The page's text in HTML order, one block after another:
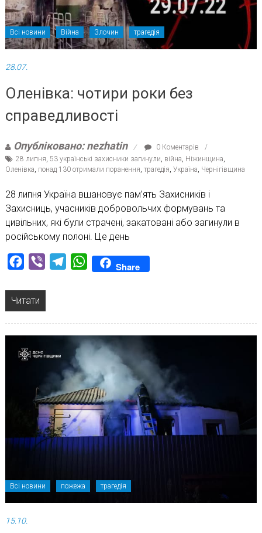
Всі новини Війна Злочин трагедія
28.07.
Оленівка: чотири роки без
справедливості
Опубліковано: nezhatin
0 Коментарів
28 липня 53 українські захисники загинули війна Ніжинщина
Оленівка понад 130 отримали поранення трагедія Україна Чернігівщина
28 липня Україна вшановує пам’ять Захисників і
Захисниць, учасників добровольчих формувань та
цивільних, які були страчені, закатовані або загинули в
російському полоні. Це день
Facebook
Viber TelegramWhatsAppShare
Читати
Всі новини пожежа трагедія
15.10.